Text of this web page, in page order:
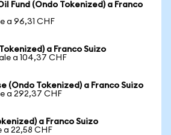
Fund (Ondo Tokenized) a Franco
a 96,31 CHF
a Franco Suizo
a 104,37 CHF
(Ondo Tokenized) a Franco Suizo
a 292,37 CHF
a Franco Suizo
a 22,58 CHF